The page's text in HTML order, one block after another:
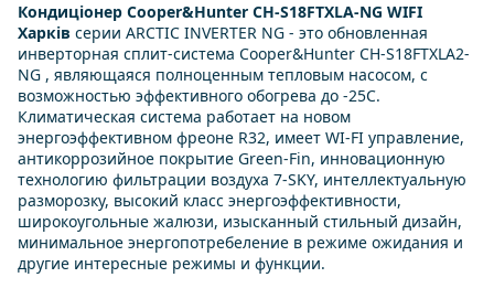
Кондиціонер Cooper&Hunter CH-S18FTXLA-NG WIFI
Харків серии ARCTIC INVERTER NG - это обновленная
инверторная сплит-система Cooper&Hunter CH-S18FTXLA2-
NG , являющаяся полноценным тепловым насосом, с
возможностью эффективного обогрева до -25С.
Климатическая система работает на новом
энергоэффективном фреоне R32, имеет WI-FI управление,
антикоррозийное покрытие Green-Fin, инновационную
технологию фильтрации воздуха 7-SKY, интеллектуальную
разморозку, высокий класс энергоэффективности,
широкоугольные жалюзи, изысканный стильный дизайн,
минимальное энергопотребеление в режиме ожидания и
другие интересные режимы и функции.